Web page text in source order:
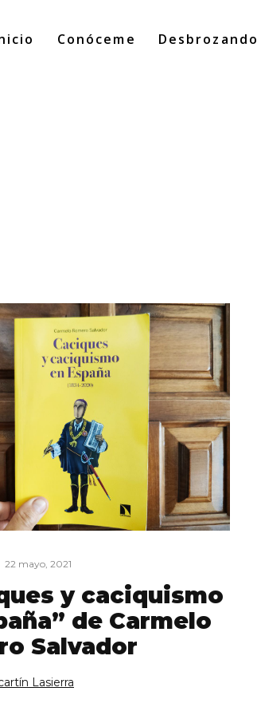
Conóceme Desbrozando
22 mayo, 2021
y caciquismo
de Carmelo
Salvador
Lasierra